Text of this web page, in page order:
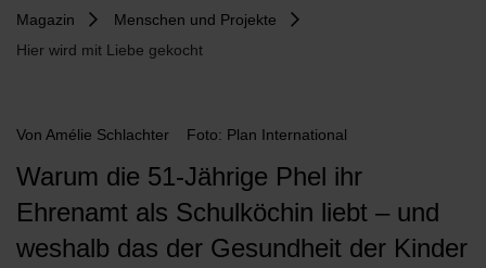
Magazin
Menschen und Projekte
Hier wird mit Liebe gekocht
Von Amélie Schlachter Foto: Plan International
Warum die 51-Jährige Phel ihr
Ehrenamt als Schulköchin liebt – und
weshalb das der Gesundheit der Kinder